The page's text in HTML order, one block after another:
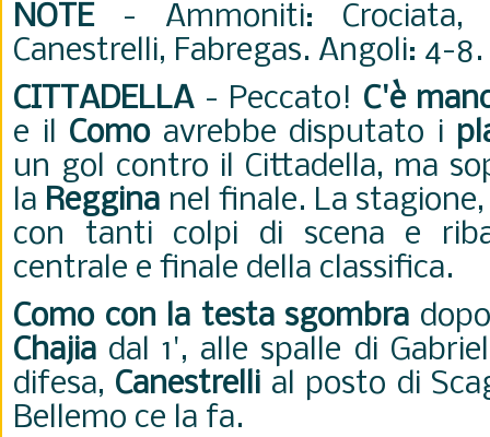
NOTE - Ammoniti: Crociata,
Canestrelli, Fabregas. Angoli: 4-8.
CITTADELLA- Peccato! C'è
e il Comoavrebbe disputato i
un gol contro il Cittadella, ma
la Reggina nel finale. La
con tanti colpi di scena e
centrale e finale della classifica.
Como con la testa sgombra
Chajia dal 1', alle spalle di
difesa, Canestrelli al posto di
Bellemo ce la fa.